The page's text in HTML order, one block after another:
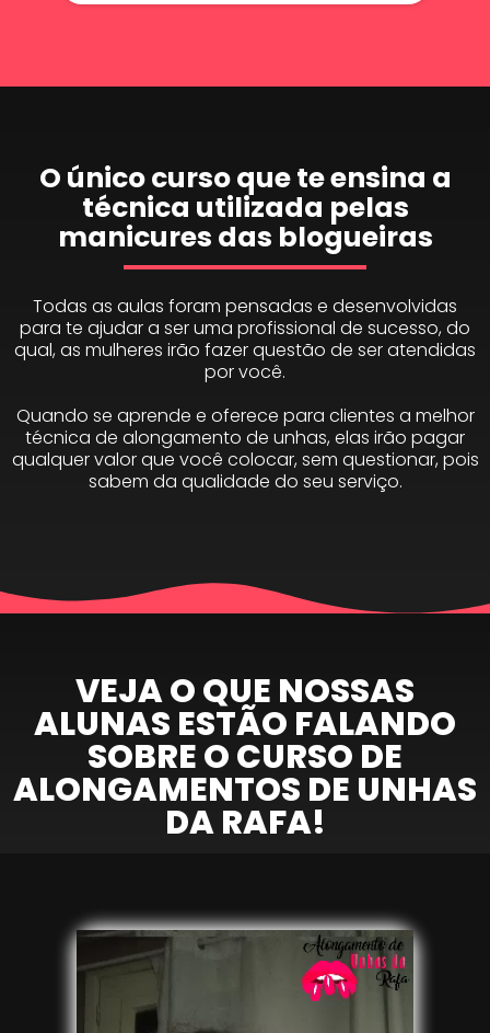
O único curso que te ensina a
técnica utilizada pelas
manicures das blogueiras
Todas as aulas foram pensadas e desenvolvidas
para te ajudar a ser uma profissional de sucesso, do
qual, as mulheres irão fazer questão de ser atendidas
por você.
Quando se aprende e oferece para clientes a melhor
técnica de alongamento de unhas, elas irão pagar
qualquer valor que você colocar, sem questionar, pois
sabem da qualidade do seu serviço.
VEJA O QUE NOSSAS
ALUNAS ESTÃO FALANDO
SOBRE O CURSO DE
ALONGAMENTOS DE UNHAS
DA RAFA!